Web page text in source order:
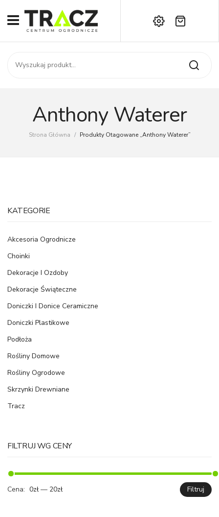
START
SKLEP
AKTUALNOŚCI
Kontakt
Brak produktów w koszyku.
Anthony Waterer
Strona Główna / Produkty Otagowane „Anthony Waterer”
KATEGORIE
Akcesoria Ogrodnicze
Choinki
Dekoracje I Ozdoby
Dekoracje Świąteczne
Doniczki I Donice Ceramiczne
Doniczki Plastikowe
Podłoża
Rośliny Domowe
Rośliny Ogrodowe
Skrzynki Drewniane
Tracz
FILTRUJ WG CENY
Filtruj
Cena: 0zł — 20zł